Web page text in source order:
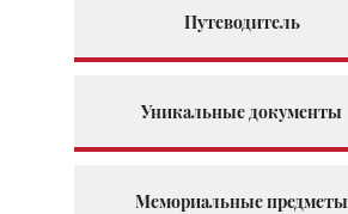
Путеводитель
Уникальные документы
Мемориальные предметы